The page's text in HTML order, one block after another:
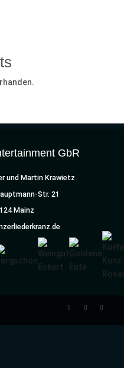
GbR
und Martin Krawietz
Str. 21
Mainz